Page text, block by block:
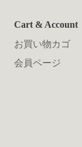
Cart & Account
お買い物カゴ
会員ページ